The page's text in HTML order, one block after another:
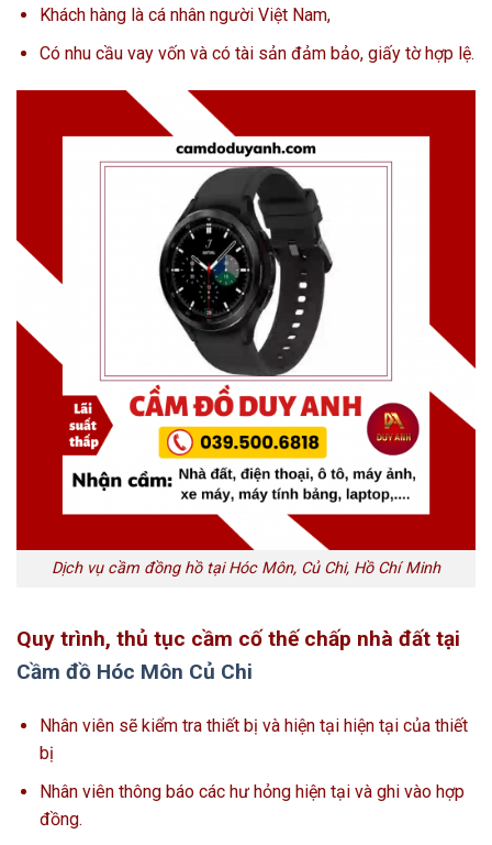
Khách hàng là cá nhân người Việt Nam,
Có nhu cầu vay vốn và có tài sản đảm bảo, giấy tờ hợp lệ.
Dịch vụ cầm đồng hồ tại Hóc Môn, Củ Chi, Hồ Chí Minh
Quy trình, thủ tục cầm cố thế chấp nhà đất tại
Cầm đồ Hóc Môn Củ Chi
Nhân viên sẽ kiểm tra thiết bị và hiện tại hiện tại của thiết
bị
Nhân viên thông báo các hư hỏng hiện tại và ghi vào hợp
đồng.